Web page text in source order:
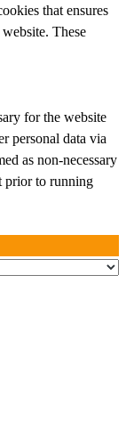
that ensures
These
for the website
personal data via
as non-necessary
prior to running